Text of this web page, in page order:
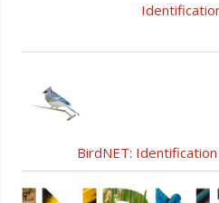
BirdNET: